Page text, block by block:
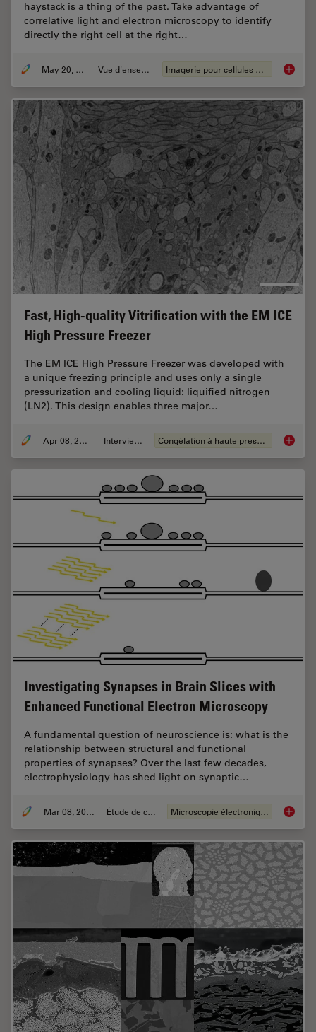
haystack is a thing of the past. Take advantage of
correlative light and electron microscopy to identify
directly the right cell at the right…
May 20, 2021 Vue d'ensemble Imagerie pour cellules vivantes Putting
Fast, High-quality Vitrification with the EM ICE
High Pressure Freezer
The EM ICE High Pressure Freezer was developed with
a unique freezing principle and uses only a single
pressurization and cooling liquid: liquified nitrogen
(LN2). This design enables three major…
Apr 08, 2021 Interviews Congélation à haute pression Fast,
Investigating Synapses in Brain Slices with
Enhanced Functional Electron Microscopy
A fundamental question of neuroscience is: what is the
relationship between structural and functional
properties of synapses? Over the last few decades,
electrophysiology has shed light on synaptic…
Mar 08, 2021 Étude de cas Microscopie électronique